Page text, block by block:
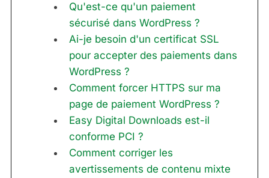
Qu'est-ce qu'un paiement
sécurisé dans WordPress ?
Ai-je besoin d'un certificat SSL
pour accepter des paiements dans
WordPress ?
Comment forcer HTTPS sur ma
page de paiement WordPress ?
Easy Digital Downloads est-il
conforme PCI ?
Comment corriger les
avertissements de contenu mixte